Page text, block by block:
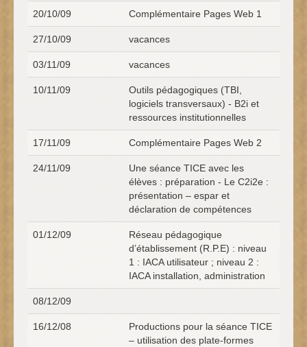
20/10/09 Complémentaire Pages Web 1
27/10/09 vacances
03/11/09 vacances
10/11/09
Outils pédagogiques (TBI,
logiciels transversaux) - B2i et
ressources institutionnelles
17/11/09 Complémentaire Pages Web 2
24/11/09
Une séance TICE avec les
élèves : préparation - Le C2i2e :
présentation – espar et
déclaration de compétences
01/12/09
Réseau pédagogique
d’établissement (R.P.E) : niveau
1 : IACA utilisateur ; niveau 2 :
IACA installation, administration
08/12/09
16/12/08
Productions pour la séance TICE
– utilisation des plate-formes